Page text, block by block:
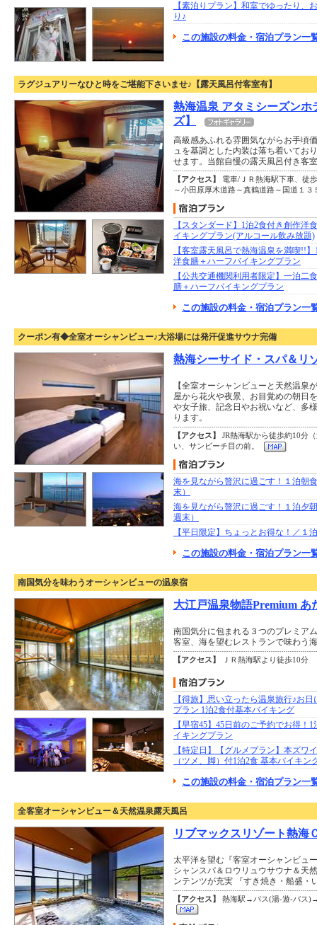
【素泊りプラン】和室でゆったり、
り♪
この施設の料金・宿泊プラン
ラグジュアリーなひと時をご堪能下さいませ♪【露天風呂付客室有】
熱海温泉 アタミシーズンホ
ズ】
高級感あふれる雰囲気ながらお手頃
ュを基調とした内装は落ち着いてお
せます。当館自慢の露天風呂付き客
【アクセス】
電車/ＪＲ熱海駅下車、徒
～小田原厚木道路～真鶴道路～国道１
【スタンダード】1泊2食付き創作洋
イキングプラン(アルコール飲み放題)
【客室露天風呂で熱海温泉を満喫!!
洋食膳＋ハーフバイキングプラン
【公共交通機関利用者限定】一泊二
膳＋ハーフバイキングプラン
この施設の料金・宿泊プラン
クーポン有◆全室オーシャンビュー♪大浴場には発汗促進サウナ完備
熱海シーサイド・スパ＆リ
【全室オーシャンビューと天然温泉
屋から花火や夜景、お目覚めの朝日
や女子旅、記念日やお祝いなど、多
ります。
【アクセス】
JR熱海駅から徒歩約10分
い、サンビーチ目の前。
海を見ながら贅沢に過ごす！１泊朝
末）
海を見ながら贅沢に過ごす！１泊夕
週末）
【平日限定】ちょっとお得な！／１
この施設の料金・宿泊プラン
南国気分を味わうオーシャンビューの温泉宿
大江戸温泉物語Premium あ
南国気分に包まれる３つのプレミア
客室、海を望むレストランで味わう
【アクセス】 ＪＲ熱海駅より徒歩10分
【得旅】思い立ったら温泉旅行♪お
プラン 1泊2食付基本バイキング
【早宿45】45日前のご予約でお得！
イキングプラン
【特定日】【グルメプラン】本ズワ
（ツメ、脚）付1泊2食 基本バイキン
この施設の料金・宿泊プラン
全客室オーシャンビュー＆天然温泉露天風呂
リブマックスリゾート熱海
太平洋を望む『客室オーシャンビュ
シャンスパ＆ロウリュウサウナ＆天
ンテンツが充実 『すき焼き・船盛・
【アクセス】 熱海駅→バス(湯-遊-バス